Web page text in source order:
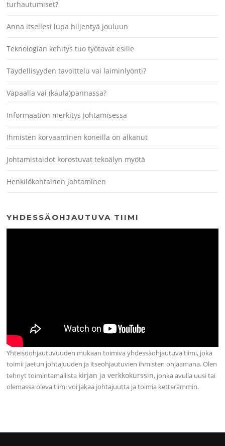
turhautumiset?
Anna itsellesi lupa hiljentyä jouluun
Teknologian kehitys tuo työtavat esille
Täydellisyyden tavoittelu vai laiminlyönti?
Vapaalla vai (kaula)pannassa?
Informaation merkitys johtamisessa
Ihmisten korvaaminen koneilla on alkanut
Johtamistaidot korostuvat tekoälyn myötä
Henkilökohtainen johtaminen
YHDESSÄOHJAUTUVA TIIMI
Yhteisöohjautuvuuden mukaan toimiva yhdessäohjautuva tiimi, joka
toimii jaetun johtajuuden ja itseohjautuvien ihmisten ohjaamana. Olen
tehnyt toimintamallista kirjan ja verkkokurssin, jonka avulla uusi tai
olemassa oleva tiimi voi jakaa johtajuutta ja toimia ketterämmin.